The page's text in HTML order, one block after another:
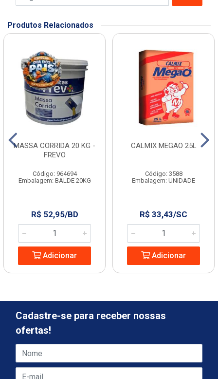
Produtos Relacionados
MASSA CORRIDA 20 KG -
FREVO
Código: 964694
Embalagem: BALDE 20KG
R$ 52,95/BD
Adicionar
CALMIX MEGAO 25L
Código: 3588
Embalagem: UNIDADE
R$ 33,43/SC
Adicionar
Cadastre-se para receber nossas
ofertas!